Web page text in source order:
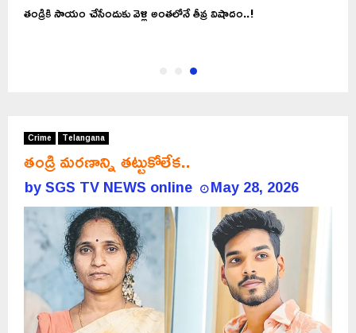
తండ్రికి సాయం చేసేందుకు వెళ్లి అంతలోనే తీవ్ర విషాదం..!
Crime Telangana
తండ్రి మరణాన్ని తట్టుకోలేక..
bySGS TV NEWS online May 28, 2026